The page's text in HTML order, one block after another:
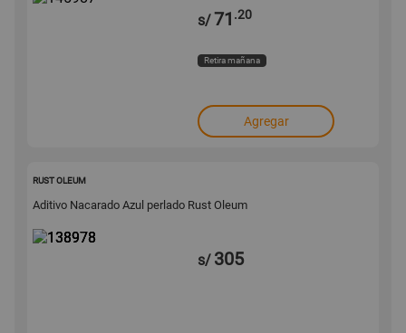
s/71 .20
Retira mañana
Agregar
RUST OLEUM
Aditivo Nacarado Azul perlado Rust Oleum
s/ 305